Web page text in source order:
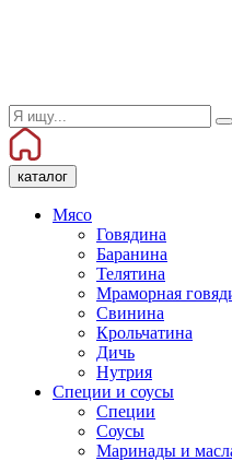
каталог
Мясо
Говядина
Баранина
Телятина
Мраморная
Свинина
Крольчатина
Дичь
Нутрия
Специи и соусы
Специи
Соусы
Маринады и